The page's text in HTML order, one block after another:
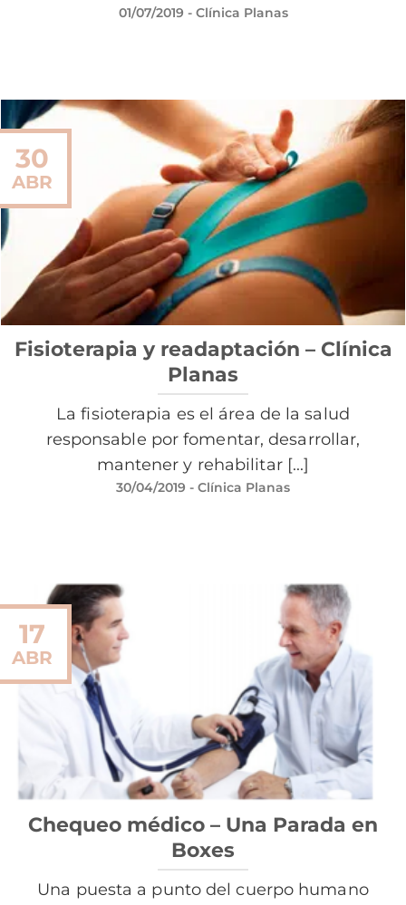
01/07/2019 - Clínica Planas
Fisioterapia y readaptación – Clínica
Planas
La fisioterapia es el área de la salud
responsable por fomentar, desarrollar,
mantener y rehabilitar [...]
30/04/2019 - Clínica Planas
30
ABR
Chequeo médico – Una Parada en
Boxes
Una puesta a punto del cuerpo humano
17
ABR